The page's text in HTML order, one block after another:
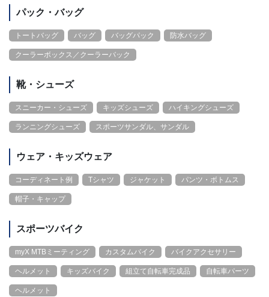
パック・バッグ
トートバッグ バッグ バッグパック 防水バッグ
クーラーボックス／クーラーバック
靴・シューズ
スニーカー・シューズ キッズシューズ ハイキングシューズ
ランニングシューズ スポーツサンダル、サンダル
ウェア・キッズウェア
コーディネート例 Tシャツ ジャケット パンツ・ボトムス
帽子・キャップ
スポーツバイク
myX MTBミーティング カスタムバイク バイクアクセサリー
ヘルメット キッズバイク 組立て自転車完成品 自転車パーツ
ヘルメット